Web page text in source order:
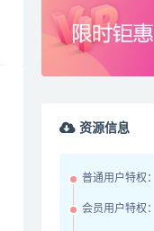
资源信息
普通用户特权：
会员用户特权：